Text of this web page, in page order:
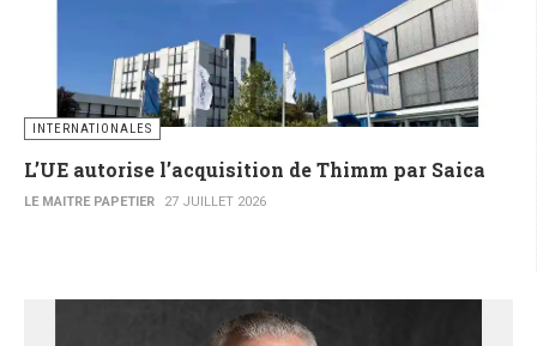
INTERNATIONALES
L’UE autorise l’acquisition de Thimm par Saica
LE MAITRE PAPETIER 27 JUILLET 2026